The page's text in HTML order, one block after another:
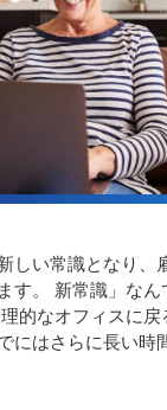
しい常識となり、
す。 新常識」なん
的なオフィスに
にはさらに長い時